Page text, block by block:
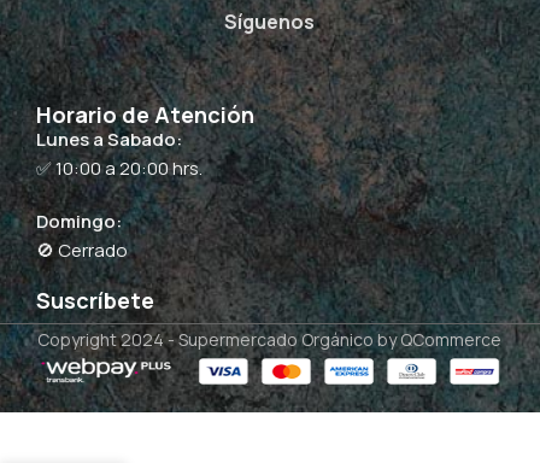
Síguenos
Horario de Atención
Lunes a Sabado:
✅ 10:00 a 20:00 hrs.
Domingo:
🚫 Cerrado
Suscríbete
Copyright 2024 -Supermercado Orgánico by QCommerce